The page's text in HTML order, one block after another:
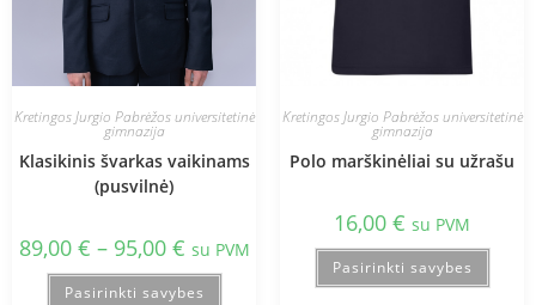
Kretingos Jurgio Pabrėžos universitetinė
gimnazija
Klasikinis švarkas vaikinams
(pusvilnė)
89,00 € – 95,00 € su PVM
Pasirinkti savybes
Kretingos Jurgio Pabrėžos universitetinė
gimnazija
Polo marškinėliai su užrašu
16,00 € su PVM
Pasirinkti savybes